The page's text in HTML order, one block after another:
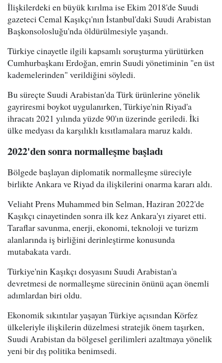
İlişkilerdeki en büyük kırılma ise Ekim 2018'de Suudi
gazeteci Cemal Kaşıkçı'nın İstanbul'daki Suudi Arabistan
Başkonsolosluğu'nda öldürülmesiyle yaşandı.
Türkiye cinayetle ilgili kapsamlı soruşturma yürütürken
Cumhurbaşkanı Erdoğan, emrin Suudi yönetiminin "en üst
kademelerinden" verildiğini söyledi.
Bu süreçte Suudi Arabistan'da Türk ürünlerine yönelik
gayriresmi boykot uygulanırken, Türkiye'nin Riyad'a
ihracatı 2021 yılında yüzde 90'ın üzerinde geriledi. İki
ülke medyası da karşılıklı kısıtlamalara maruz kaldı.
2022'den sonra normalleşme başladı
Bölgede başlayan diplomatik normalleşme süreciyle
birlikte Ankara ve Riyad da ilişkilerini onarma kararı aldı.
Veliaht Prens Muhammed bin Selman, Haziran 2022'de
Kaşıkçı cinayetinden sonra ilk kez Ankara'yı ziyaret etti.
Taraflar savunma, enerji, ekonomi, teknoloji ve turizm
alanlarında iş birliğini derinleştirme konusunda
mutabakata vardı.
Türkiye'nin Kaşıkçı dosyasını Suudi Arabistan'a
devretmesi de normalleşme sürecinin önünü açan önemli
adımlardan biri oldu.
Ekonomik sıkıntılar yaşayan Türkiye açısından Körfez
ülkeleriyle ilişkilerin düzelmesi stratejik önem taşırken,
Suudi Arabistan da bölgesel gerilimleri azaltmaya yönelik
yeni bir dış politika benimsedi.